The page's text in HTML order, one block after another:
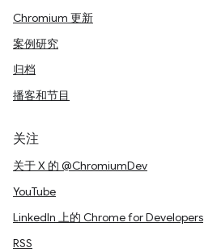
Chromium 更新
案例研究
归档
播客和节目
关注
关于 X 的 @ChromiumDev
YouTube
LinkedIn 上的 Chrome for Developers
RSS